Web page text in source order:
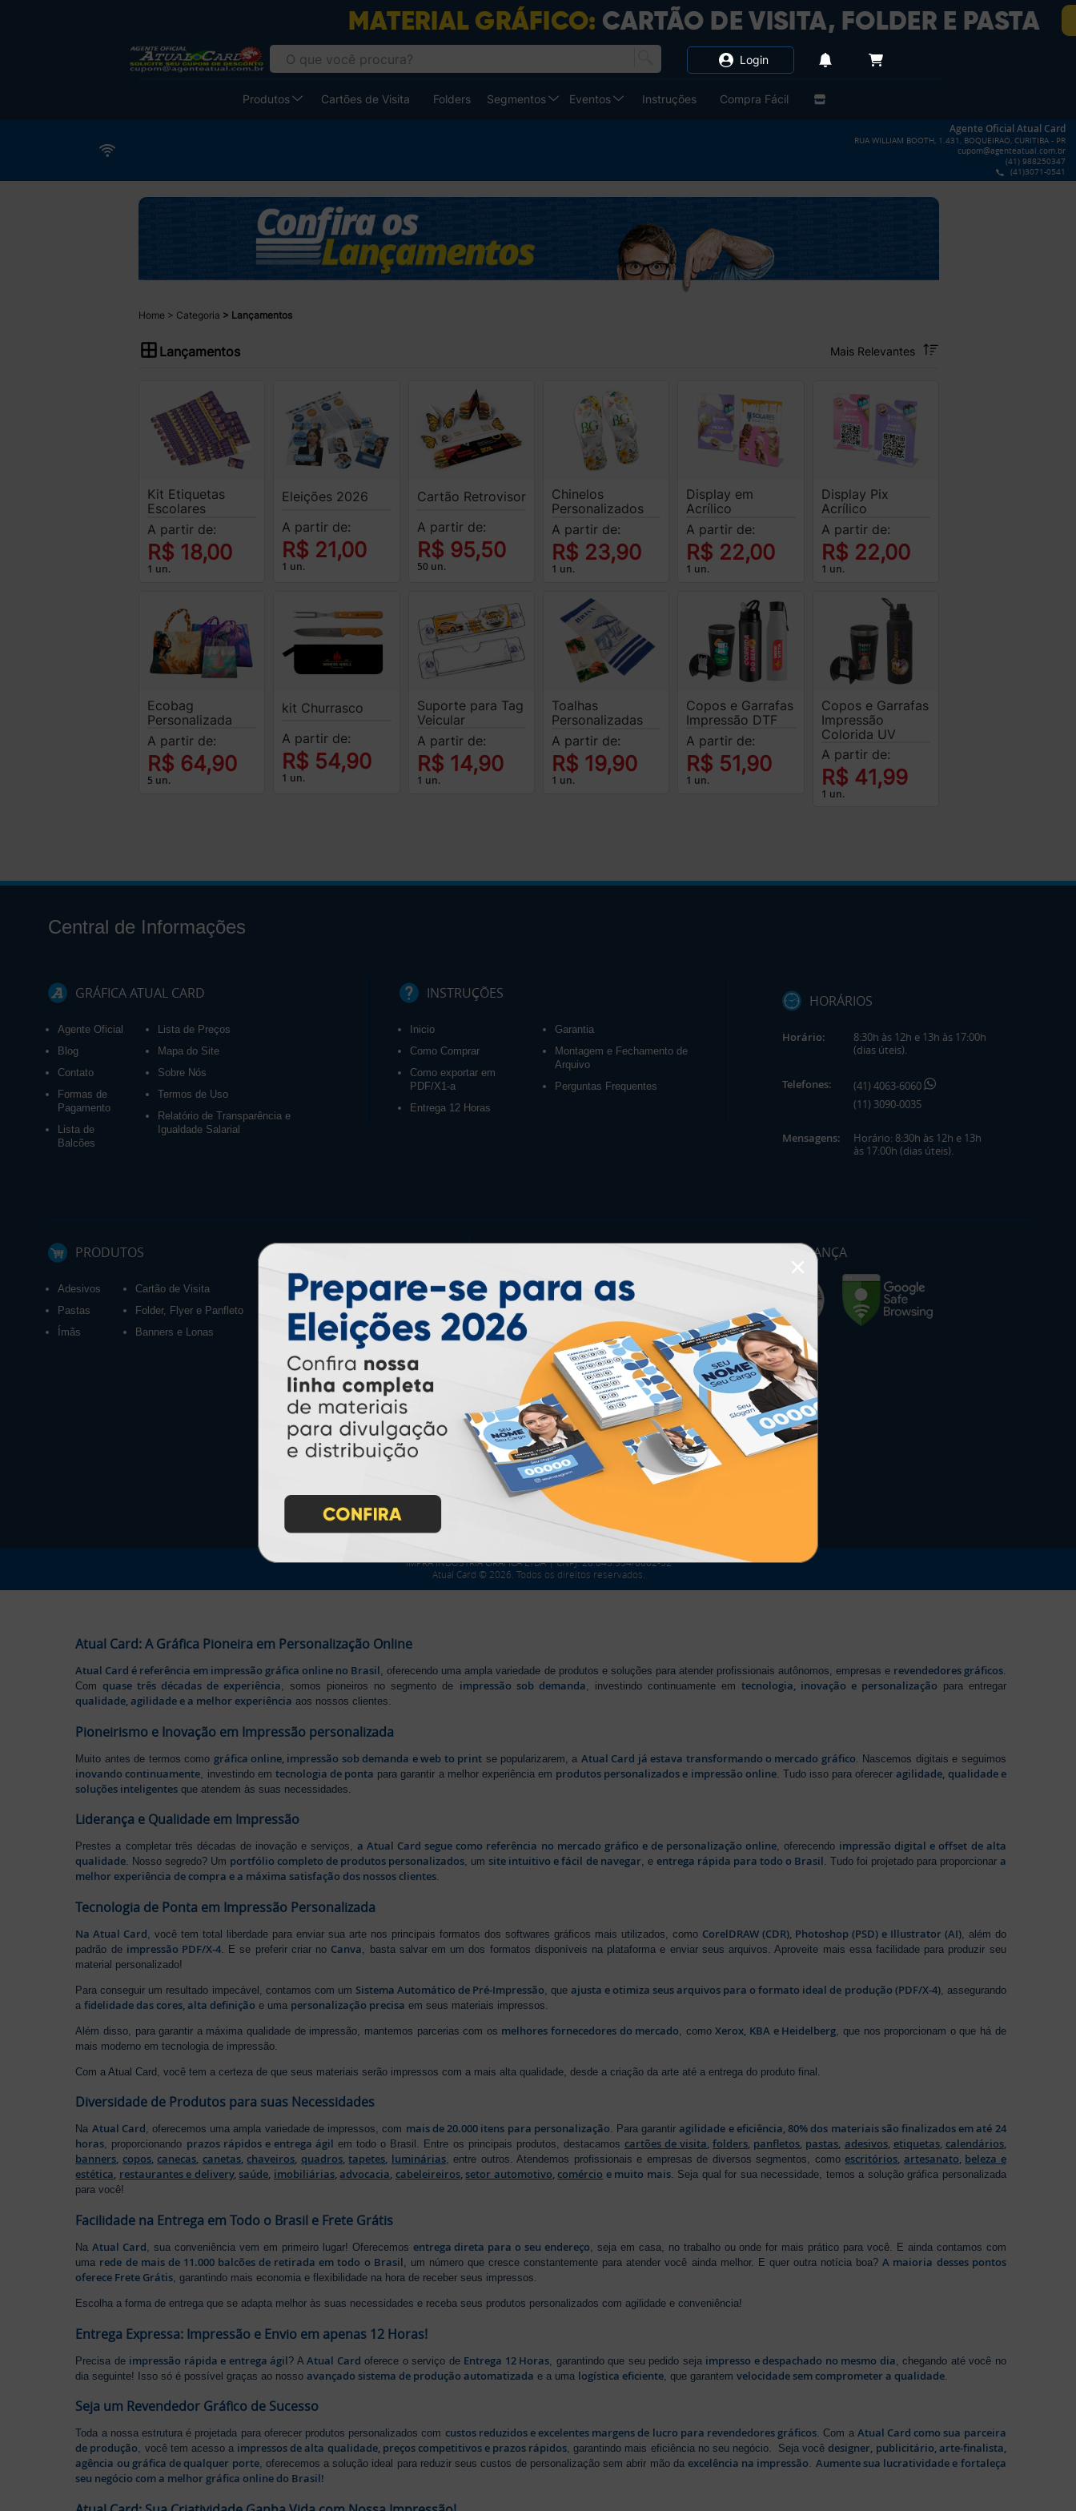
Produtos Cartões de Visita Folders Segmentos Eventos Instruções Compra Fácil
Login
Agente Oficial Atual Card
RUA WILLIAM BOOTH, 1.431, BOQUEIRAO, CURITIBA - PR
cupom@agenteatual.com.br
(41) 988250347
(41)3071-0541
Home Categoria Lançamentos
Lançamentos
Kit Etiquetas
Escolares
A partir de:
R$ 18,00
1 un.
Eleições 2026
A partir de:
R$ 21,00
1 un.
Cartão Retrovisor
A partir de:
R$ 95,50
50 un.
Chinelos
Personalizados
A partir de:
R$ 23,90
1 un.
Display em
Acrílico
A partir de:
R$ 22,00
1 un.
Display Pix
Acrílico
A partir de:
R$ 22,00
1 un.
Ecobag
Personalizada
A partir de:
R$ 64,90
5 un.
kit Churrasco
A partir de:
R$ 54,90
1 un.
Suporte para Tag
Veicular
A partir de:
R$ 14,90
1 un.
Toalhas
Personalizadas
A partir de:
R$ 19,90
1 un.
Copos e Garrafas
Impressão DTF
A partir de:
R$ 51,90
1 un.
Copos e Garrafas
Impressão
Colorida UV
A partir de:
R$ 41,99
1 un.
Central de Informações
GRÁFICA ATUAL CARD
Agente Oficial
Blog
Contato
Formas de
Pagamento
Lista de
Balcões
Lista de Preços
Mapa do Site
Sobre Nós
Termos de Uso
Relatório de Transparência e
Igualdade Salarial
INSTRUÇÕES
Inicio
Como Comprar
Como exportar em
PDF/X1-a
Entrega 12 Horas
Garantia
Montagem e Fechamento de
Arquivo
Perguntas Frequentes
HORÁRIOS
Horário:
8:30h às 12h e 13h às 17:00h
(dias úteis).
Telefones:
(41) 4063-6060
(11) 3090-0035
Mensagens:
Horário: 8:30h às 12h e 13h
às 17:00h (dias úteis).
PRODUTOS
Adesivos
Pastas
Ímãs
Cartão de Visita
Folder, Flyer e Panfleto
Banners e Lonas
Calendários 2027
* Pagamento com cartão de crédito terá valor adicional.
** Pagamentos a prazo poderão ter acréscimo.
*** Nota fiscal sujeita a emissão de acordo com prestador de
serviço, conforme legislação pertinente.
PARTICIPE
SEGURANÇA
IMPRA INDUSTRIA GRAFICA LTDA | CNPJ: 28.045.354/0002-52
Atual Card © 2026. Todos os direitos reservados.
Atual Card: A Gráfica Pioneira em Personalização Online
Atual Card é referência em impressão gráfica online no Brasil , oferecendo uma ampla variedade de produtos e soluções para atender profissionais autônomos, empresas e revendedores gráficos.
Comquase três décadas de experiência , somos pioneiros no segmento de impressão sob demanda , investindo continuamente em tecnologia, inovação e personalização para entregar
qualidade, agilidade e a melhor experiência aos nossos clientes.
Pioneirismo e Inovação em Impressão personalizada
Muito antes de termos como gráfica online, impressão sob demanda e web to print se popularizarem, a Atual Card já estava transformando o mercado gráfico . Nascemos digitais e seguimos
inovando continuamente , investindo em tecnologia de ponta para garantir a melhor experiência em produtos personalizados e impressão online. Tudo isso para ofereceragilidade, qualidade e
soluções inteligentes que atendem às suas necessidades.
Liderança e Qualidade em Impressão
Prestes a completar três décadas de inovação e serviços,a Atual Card segue como referência no mercado gráfico e de personalização online, oferecendo impressão digital e offset de alta
qualidade. Nosso segredo? Um portfólio completo de produtos personalizados, um site intuitivo e fácil de navegar, e entrega rápida para todo o Brasil. Tudo foi projetado para proporcionar a
melhor experiência de compra e a máxima satisfação dos nossos clientes.
Tecnologia de Ponta em Impressão Personalizada
Na Atual Card , você tem total liberdade para enviar sua arte nos principais formatos dos softwares gráficos mais utilizados, como CorelDRAW (CDR), Photoshop (PSD) e Illustrator (AI), além do
padrão de impressão PDF/X-4 . E se preferir criar no Canva , basta salvar em um dos formatos disponíveis na plataforma e enviar seus arquivos. Aproveite mais essa facilidade para produzir seu
material personalizado!
Para conseguir um resultado impecável, contamos com um Sistema Automático de Pré-Impressão , queajusta e otimiza seus arquivos para o formato ideal de produção (PDF/X-4), assegurando
afidelidade das cores, alta definição e uma personalização precisa em seus materiais impressos.
Além disso, para garantir a máxima qualidade de impressão, mantemos parcerias com os melhores fornecedores do mercado , comoXerox, KBA e Heidelberg , que nos proporcionam o que há de
mais moderno em tecnologia de impressão.
Com a Atual Card, você tem a certeza de que seus materiais serão impressos com a mais alta qualidade, desde a criação da arte até a entrega do produto final.
Diversidade de Produtos para suas Necessidades
Na Atual Card, oferecemos uma ampla variedade de impressos, com mais de 20.000 itens para personalização. Para garantiragilidade e eficiência, 80% dos materiais são finalizados em até 24
horas, proporcionando prazos rápidos e entrega ágil em todo o Brasil. Entre os principais produtos, destacamos cartões de visita,folders, panfletos, pastas, adesivos, etiquetas, calendários,
banners, copos,canecas, canetas,chaveiros, quadros,tapetes, luminárias, entre outros. Atendemos profissionais e empresas de diversos segmentos, comoescritórios, artesanato, beleza e
estética, restaurantes e delivery, saúde, imobiliárias,advocacia, cabeleireiros, setor automotivo,comércio e muito mais. Seja qual for sua necessidade, temos a solução gráfica personalizada
para você!
Facilidade na Entrega em Todo o Brasil e Frete Grátis
NaAtual Card, sua conveniência vem em primeiro lugar! Oferecemos entrega direta para o seu endereço, seja em casa, no trabalho ou onde for mais prático para você. E ainda contamos com
uma rede de mais de 11.000 balcões de retirada em todo o Brasil, um número que cresce constantemente para atender você ainda melhor. E quer outra notícia boa?A maioria desses pontos
oferece Frete Grátis, garantindo mais economia e flexibilidade na hora de receber seus impressos.
Escolha a forma de entrega que se adapta melhor às suas necessidades e receba seus produtos personalizados com agilidade e conveniência!
Entrega Expressa: Impressão e Envio em apenas 12 Horas!
Precisa de impressão rápida e entrega ágil? AAtual Card oferece o serviço de Entrega 12 Horas , garantindo que seu pedido seja impresso e despachado no mesmo dia , chegando até você no
dia seguinte! Isso só é possível graças ao nossoavançado sistema de produção automatizada e a uma logística eficiente , que garantemvelocidade sem comprometer a qualidade
Seja um Revendedor Gráfico de Sucesso
Toda a nossa estrutura é projetada para oferecer produtos personalizados com custos reduzidos e excelentes margens de lucro para revendedores gráficos. Com a Atual Card como sua parceira
de produção, você tem acesso a impressos de alta qualidade, preços competitivos e prazos rápidos, garantindo mais eficiência no seu negócio. Seja vocêdesigner, publicitário, arte-finalista,
agência ou gráfica de qualquer porte, oferecemos a solução ideal para reduzir seus custos de personalização sem abrir mão daexcelência na impressão. Aumente sua lucratividade e fortaleça
seu negócio com a melhor gráfica online do Brasil!